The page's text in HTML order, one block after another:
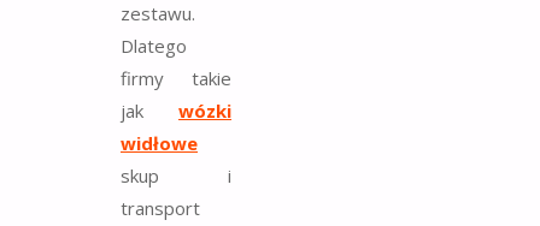
zestawu.
Dlatego
firmy takie
jak wózki
widłowe
skup i
transport